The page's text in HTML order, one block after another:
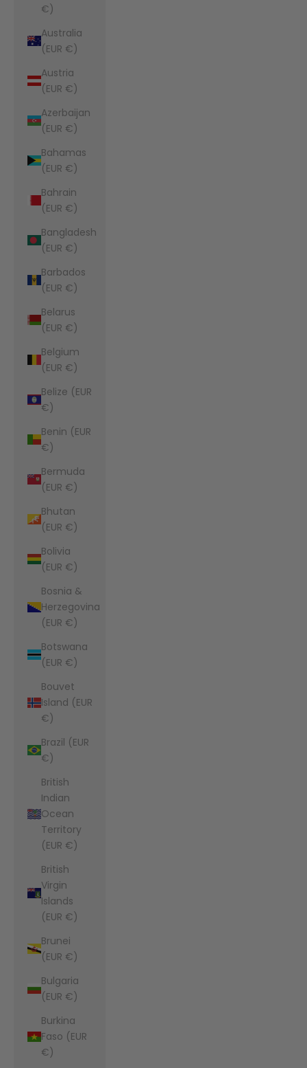
€)
Australia
(EUR €)
Austria
(EUR €)
Azerbaijan
(EUR €)
Bahamas
(EUR €)
Bahrain
(EUR €)
Bangladesh
(EUR €)
Barbados
(EUR €)
Belarus
(EUR €)
Belgium
(EUR €)
Belize (EUR
€)
Benin (EUR
€)
Bermuda
(EUR €)
Bhutan
(EUR €)
Bolivia
(EUR €)
Bosnia &
Herzegovina
(EUR €)
Botswana
(EUR €)
Bouvet
Island (EUR
€)
Brazil (EUR
€)
British
Indian
Ocean
Territory
(EUR €)
British
Virgin
Islands
(EUR €)
Brunei
(EUR €)
Bulgaria
(EUR €)
Burkina
Faso (EUR
€)